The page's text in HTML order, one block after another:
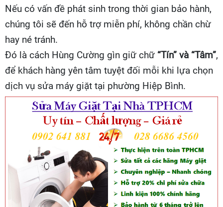
Nếu có vấn đề phát sinh trong thời gian bảo hành,
chúng tôi sẽ đến hỗ trợ miễn phí, không chần chừ
hay né tránh.
Đó là cách Hùng Cường gìn giữ chữ “Tín” và “Tâm”,
để khách hàng yên tâm tuyệt đối mỗi khi lựa chọn
dịch vụ sửa máy giặt tại phường Hiệp Bình.